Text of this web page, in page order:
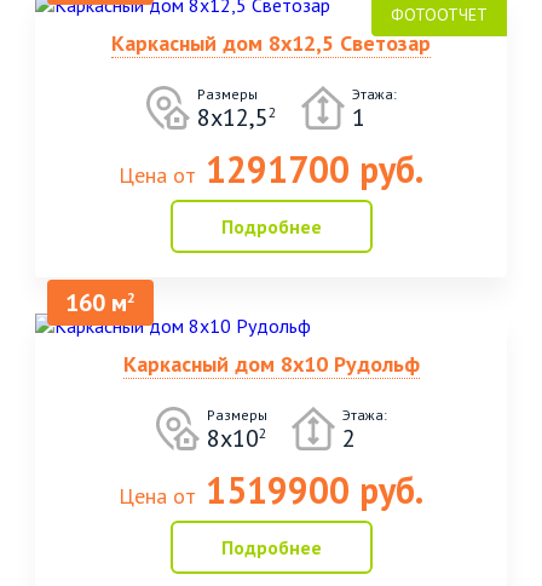
Каркасный дом 8х12,5 Светозар
Размеры
8х12,52
Этажа:
1
Цена от 1291700 руб.
Подробнее
160 м2
Каркасный дом 8х10 Рудольф
Размеры
8х102
Этажа:
2
Цена от 1519900 руб.
Подробнее